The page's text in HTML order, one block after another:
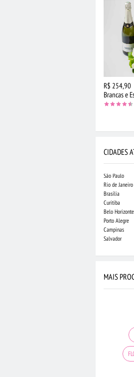
R$ 254,90
Brancas e
CIDADES
São Paulo
Rio de Janeiro
Brasília
Curitiba
Belo Horizonte
Porto Alegre
Campinas
Salvador
MAIS